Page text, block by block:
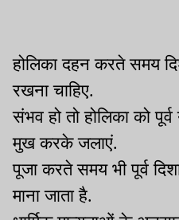
होलिका दहन करते समय
रखना चाहिए.
संभव हो तो होलिका को
मुख करके जलाएं.
पूजा करते समय भी पूर्व
माना जाता है.